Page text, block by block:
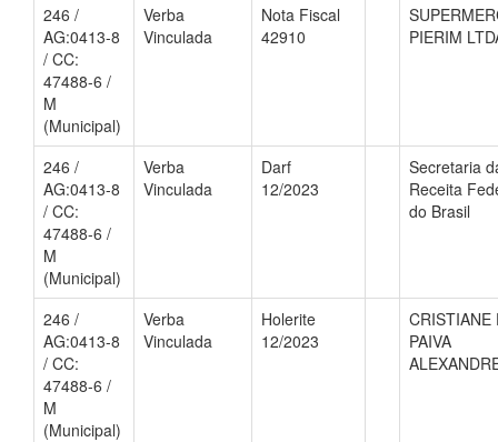
246 /
AG:0413-8
/ CC:
47488-6 /
M
(Municipal)
Verba
Vinculada
Nota Fiscal
42910
PIERIM
246 /
AG:0413-8
/ CC:
47488-6 /
M
(Municipal)
Verba
Vinculada
Darf
12/2023
Secretaria
Receita
do Brasil
246 /
AG:0413-8
/ CC:
47488-6 /
M
(Municipal)
Verba
Vinculada
Holerite
12/2023
CRISTIANE
PAIVA